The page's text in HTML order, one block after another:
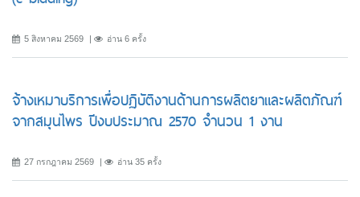
5 สิงหาคม 2569 อ่าน 6 ครั้ง
จ้างเหมาบริการเพื่อปฏิบัติงานด้านการผลิตยาและผลิตภัณฑ์
จากสมุนไพร ปีงบประมาณ 2570 จำนวน 1 งาน
27 กรกฎาคม 2569 อ่าน 35 ครั้ง